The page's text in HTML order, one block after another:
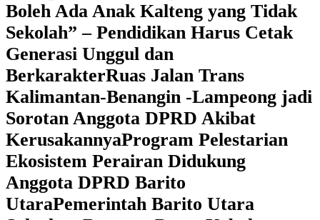
Boleh Ada Anak Kalteng yang Tidak
Sekolah” – Pendidikan Harus Cetak
Generasi Unggul dan
BerkarakterRuas Jalan Trans
Kalimantan-Benangin -Lampeong jadi
Sorotan Anggota DPRD Akibat
KerusakannyaProgram Pelestarian
Ekosistem Perairan Didukung
Anggota DPRD Barito
UtaraPemerintah Barito Utara